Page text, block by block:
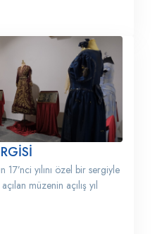
yılını özel bir sergiyle
müzenin açılış yıl